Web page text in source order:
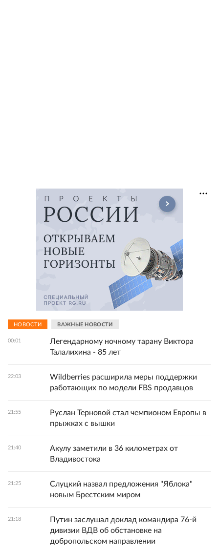
НОВОСТИ ВАЖНЫЕ НОВОСТИ
00:01
Легендарному ночному тарану Виктора
Талалихина - 85 лет
22:03
Wildberries расширила меры поддержки
работающих по модели FBS продавцов
21:55
Руслан Терновой стал чемпионом Европы в
прыжках с вышки
21:40
Акулу заметили в 36 километрах от
Владивостока
21:25
Слуцкий назвал предложения "Яблока"
новым Брестским миром
21:18
Путин заслушал доклад командира 76-й
дивизии ВДВ об обстановке на
добропольском направлении